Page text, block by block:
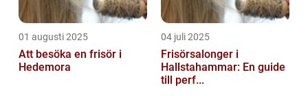
01 augusti 2025
Att besöka en frisör i
Hedemora
04 juli 2025
Frisörsalonger i
Hallstahammar: En guide
till perf...